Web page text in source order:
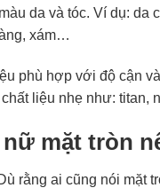
da và tóc. Ví dụ:
xám…
phù hợp với độ cận
liệu nhẹ như:
mặt tròn
rằng ai cũng nói mặt